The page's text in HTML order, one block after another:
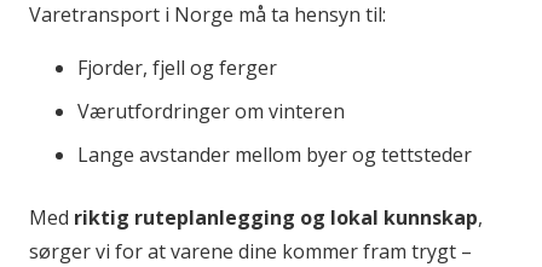
Varetransport i Norge må ta hensyn til:
Fjorder, fjell og ferger
Værutfordringer om vinteren
Lange avstander mellom byer og tettsteder
Med riktig ruteplanlegging og lokal kunnskap,
sørger vi for at varene dine kommer fram trygt –